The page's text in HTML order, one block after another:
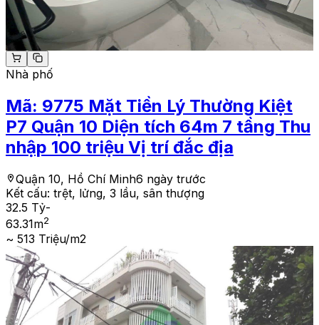
Nhà phố
Mã: 9775 Mặt Tiền Lý Thường Kiệt
P7 Quận 10 Diện tích 64m 7 tầng Thu
nhập 100 triệu Vị trí đắc địa
Quận 10, Hồ Chí Minh6 ngày trước
Kết cấu: trệt, lửng, 3 lầu, sân thượng
32.5 Tỷ-
63.31m2
~ 513 Triệu/m2